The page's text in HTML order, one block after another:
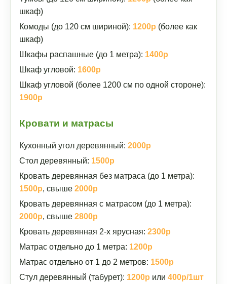
шкаф)
Комоды (до 120 см шириной): 1200р (более как
шкаф)
Шкафы распашные (до 1 метра): 1400р
Шкаф угловой: 1600р
Шкаф угловой (более 1200 см по одной стороне):
1900р
Кровати и матрасы
Кухонный угол деревянный: 2000р
Стол деревянный: 1500р
Кровать деревянная без матраса (до 1 метра):
1500р, свыше 2000р
Кровать деревянная с матрасом (до 1 метра):
2000р, свыше 2800р
Кровать деревянная 2-х ярусная: 2300р
Матрас отдельно до 1 метра: 1200р
Матрас отдельно от 1 до 2 метров: 1500р
Стул деревянный (табурет): 1200р или 400р/1шт